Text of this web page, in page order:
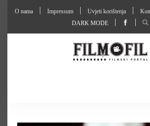
O nama Impressum Uvjeti korištenja
DARK MODE